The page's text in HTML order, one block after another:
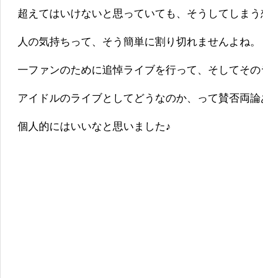
超えてはいけないと思っていても、そうしてしま
人の気持ちって、そう簡単に割り切れませんよね。
一ファンのために追悼ライブを行って、そしてそ
アイドルのライブとしてどうなのか、って賛否両
個人的にはいいなと思いました♪